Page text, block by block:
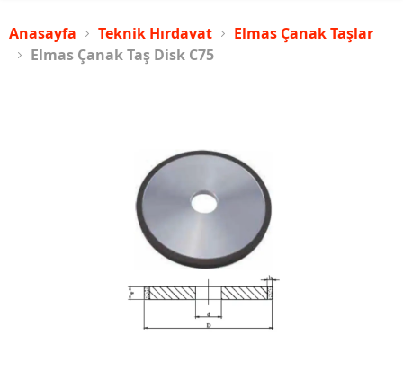
Anasayfa Teknik Hırdavat
Elmas Çanak Taşlar
Elmas Çanak Taş Disk C75